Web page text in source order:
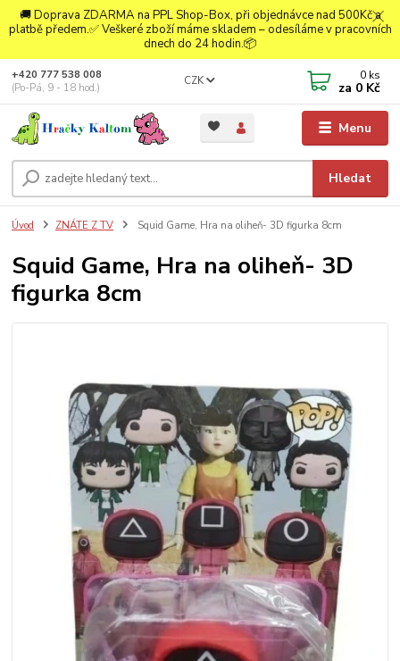
🚚 Doprava ZDARMA na PPL Shop-Box, při objednávce nad 500Kč a
platbě předem.✅ Veškeré zboží máme skladem – odesíláme v pracovních
dnech do 24 hodin.📦
Menu
CZK
Hledat
+420 777 538 008
(Po-Pá, 9 - 18 hod.)
0 ks
za 0 Kč
Úvod ZNÁTE Z TV Squid Game, Hra na oliheň- 3D figurka 8cm
Squid Game, Hra na oliheň- 3D
figurka 8cm